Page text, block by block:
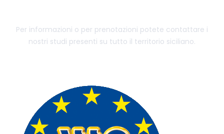
Per informazioni o per prenotazioni potete contattare i
nostri studi presenti su tutto il territorio siciliano.